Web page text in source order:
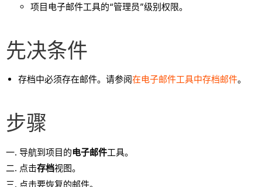
项目电子邮件工具的“管理员”级别权限。
先决条件
存档中必须存在邮件。请参阅在电子邮件工具中存档邮件。
步骤
导航到项目的电子邮件工具。
点击存档视图。
点击要恢复的邮件。